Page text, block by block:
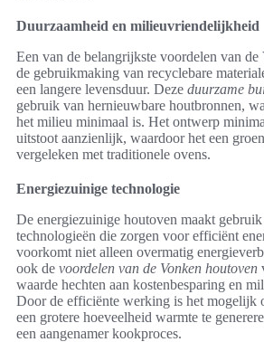
Duurzaamheid en milieuvriendelijkheid
Een van de belangrijkste voordelen van
de gebruikmaking van recyclebare
een langere levensduur. Deze duurzame
gebruik van hernieuwbare houtbronnen,
het milieu minimaal is. Het ontwerp
uitstoot aanzienlijk, waardoor het een
vergeleken met traditionele ovens.
Energiezuinige technologie
De energiezuinige houtoven maakt
technologieën die zorgen voor efficiënt
voorkomt niet alleen overmatig
ook de voordelen van de Vonken houtoven
waarde hechten aan kostenbesparing en
Door de efficiënte werking is het mogelijk
een grotere hoeveelheid warmte te
een aangenamer kookproces.